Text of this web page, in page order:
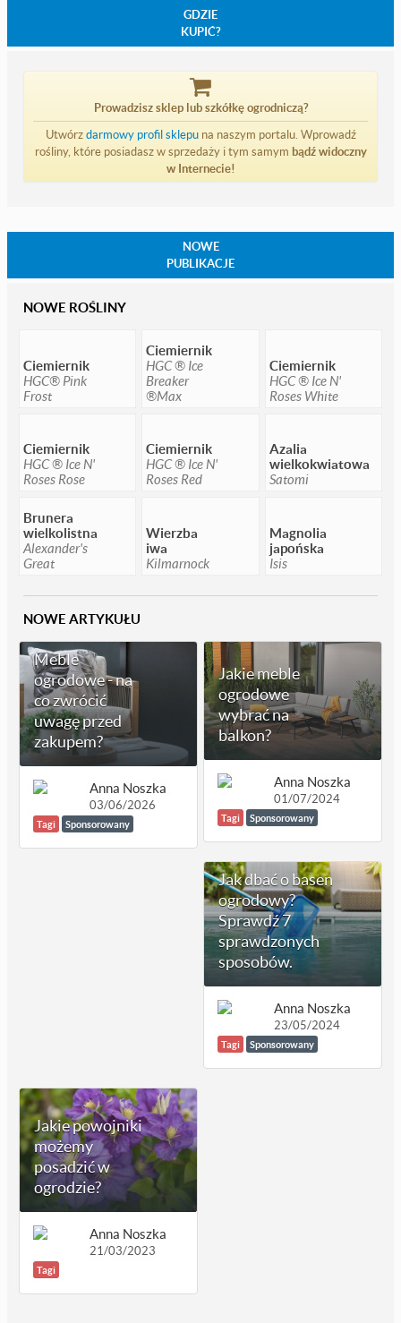
GDZIE
KUPIĆ?
Prowadzisz sklep lub szkółkę ogrodniczą?
Utwórzdarmowy profil sklepuna naszym portalu. Wprowadź
rośliny, które posiadasz w sprzedaży i tym samym bądź widoczny
w Internecie!
NOWE
PUBLIKACJE
NOWE ROŚLINY
Ciemiernik
HGC® Pink
Frost
Ciemiernik
HGC ® Ice
Breaker
®Max
Ciemiernik
HGC ® Ice N'
Roses White
Ciemiernik
HGC ® Ice N'
Roses Rose
Ciemiernik
HGC ® Ice N'
Roses Red
Azalia
wielkokwiatowa
Satomi
Brunera
wielkolistna
Alexander's
Great
Wierzba
iwa
Kilmarnock
Magnolia
japońska
Isis
NOWE ARTYKUŁU
Meble
ogrodowe - na
co zwrócić
uwagę przed
zakupem?
Anna Noszka
03/06/2026
Tagi Sponsorowany
Jakie meble
ogrodowe
wybrać na
balkon?
Anna Noszka
01/07/2024
Tagi Sponsorowany
Jak dbać o basen
ogrodowy?
Sprawdź 7
sprawdzonych
sposobów.
Anna Noszka
23/05/2024
Tagi Sponsorowany
Jakie powojniki
możemy
posadzić w
ogrodzie?
Anna Noszka
21/03/2023
Tagi